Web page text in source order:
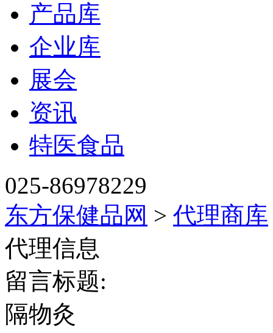
产品库
企业库
展会
资讯
特医食品
025-86978229
东方保健品网 > 代理商库
代理信息
留言标题:
隔物灸